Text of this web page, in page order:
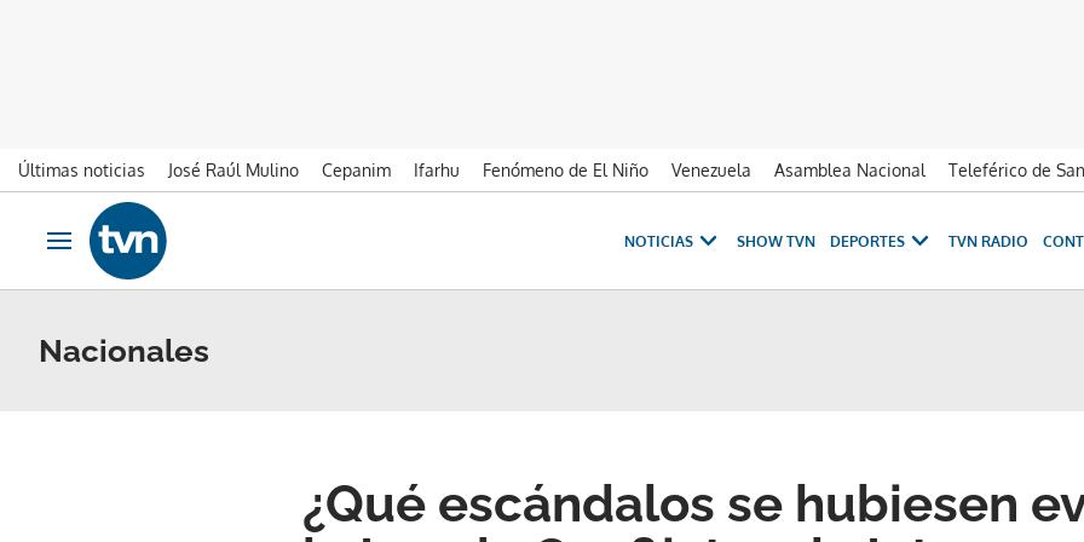
Últimas noticias José Raúl Mulino Cepanim Ifarhu Fenómeno de El Niño Venezuela Asamblea Nacional Teleférico de
Ir al contenido
Obrir navegació
NOTICIAS SHOW TVN DEPORTES TVN RADIO
Nacionales
¿Qué escándalos se hubiesen